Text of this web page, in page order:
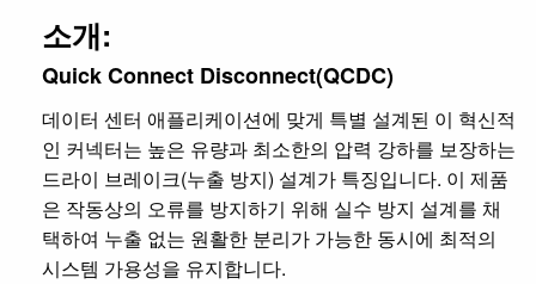
소개:
Quick Connect Disconnect(QCDC)
데이터 센터 애플리케이션에 맞게 특별 설계된 이 혁신적
인 커넥터는 높은 유량과 최소한의 압력 강하를 보장하는
드라이 브레이크(누출 방지) 설계가 특징입니다. 이 제품
은 작동상의 오류를 방지하기 위해 실수 방지 설계를 채
택하여 누출 없는 원활한 분리가 가능한 동시에 최적의
시스템 가용성을 유지합니다.